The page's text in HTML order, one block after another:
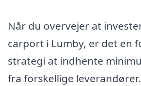
Når du overvejer at
carport i Lumby, er det en
strategi at indhente
fra forskellige